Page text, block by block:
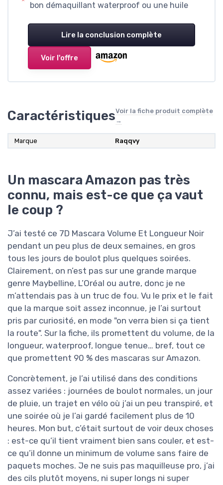
bon démaquillant waterproof ou une huile
Lire la conclusion complète
Voir l'offre
CaractéristiquesVoir la fiche produit complète
→
Marque Raqqvy
Un mascara Amazon pas très
connu, mais est-ce que ça vaut
le coup ?
J’ai testé ce 7D Mascara Volume Et Longueur Noir
pendant un peu plus de deux semaines, en gros
tous les jours de boulot plus quelques soirées.
Clairement, on n’est pas sur une grande marque
genre Maybelline, L’Oréal ou autre, donc je ne
m’attendais pas à un truc de fou. Vu le prix et le fait
que la marque soit assez inconnue, je l’ai surtout
pris par curiosité, en mode "on verra bien si ça tient
la route". Sur la fiche, ils promettent du volume, de la
longueur, waterproof, longue tenue… bref, tout ce
que promettent 90 % des mascaras sur Amazon.
Concrètement, je l’ai utilisé dans des conditions
assez variées : journées de boulot normales, un jour
de pluie, un trajet en vélo où j’ai un peu transpiré, et
une soirée où je l’ai gardé facilement plus de 10
heures. Mon but, c’était surtout de voir deux choses
: est-ce qu’il tient vraiment bien sans couler, et est-
ce qu’il donne un minimum de volume sans faire de
paquets moches. Je ne suis pas maquilleuse pro, j’ai
des cils plutôt moyens, ni super longs ni super